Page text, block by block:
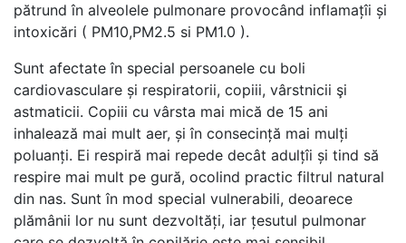
pătrund în alveolele pulmonare provocând inflamațîi și
intoxicări ( PM10,PM2.5 si PM1.0 ).
Sunt afectate în special persoanele cu boli
cardiovasculare și respiratorii, copiii, vârstnicii şi
astmaticii. Copiii cu vârsta mai mică de 15 ani
inhalează mai mult aer, și în consecință mai mulți
poluanți. Ei respiră mai repede decât adulțîi și tind să
respire mai mult pe gură, ocolind practic filtrul natural
din nas. Sunt în mod special vulnerabili, deoarece
plămânii lor nu sunt dezvoltăți, iar țesutul pulmonar